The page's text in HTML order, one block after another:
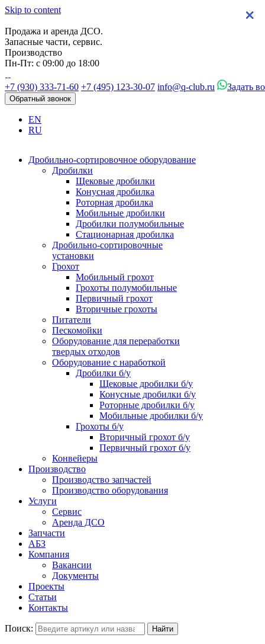
Skip to content
Продажа и аренда ДСО.
Запасные части, сервис.
Производство
Пн-Пт: с 09:00 до 18:00
+7 (930) 333-71-60 +7 (495) 123-30-07 info@q-club.ru Задать
Обратный звонок
EN
RU
Дробильно-сортировочное оборудование
Дробилки
Щековые дробилки
Конусная дробилка
Роторная дробилка
Мобильные дробилки
Дробилки полумобильные
Стационарная дробилка
Дробильно-сортировочные
установки
Грохот
Мобильный грохот
Грохоты полумобильные
Первичный грохот
Вторичные грохоты
Питатели
Пескомойки
Оборудование для переработки
твердых отходов
Оборудование с наработкой
Дробилки б/у
Щековые дробилки б/у
Конусные дробилки б/у
Роторные дробилки б/у
Мобильные дробилки б/у
Грохоты б/у
Вторичный грохот б/у
Первичный грохот б/у
Конвейеры
Производство
Производство запчастей
Производство оборудования
Услуги
Сервис
Аренда ДСО
Запчасти
АБЗ
Компания
Вакансии
Документы
Проекты
Статьи
Контакты
Поиск:
×
×
×
×